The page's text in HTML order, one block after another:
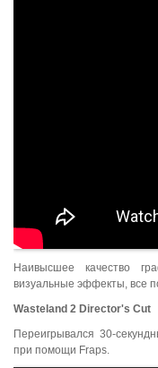
Наивысшее качество
визуальные эффекты, все
Wasteland 2 Director's Cut
Переигрывался 30-
при помощи Fraps.